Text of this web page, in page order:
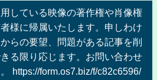
している映像の著作権や肖像権
様に帰属いたします。申しわけ
らの要望、問題がある記事を削
る限り応じます。お問い合わせ
https://form.os7.biz/f/c82c6596/